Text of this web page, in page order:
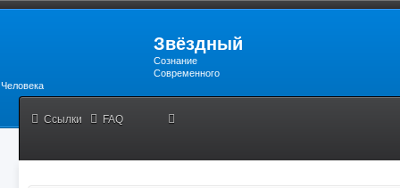
Звёздный
Сознание
Современного
Человека
Ссылки FAQ